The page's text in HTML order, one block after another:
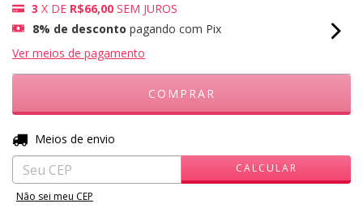
3 X DE R$66,00 SEM JUROS
8% de desconto pagando com Pix
Ver meios de pagamento
Entregas para o CEP:
Meios de envio
CALCULAR
Não sei meu CEP